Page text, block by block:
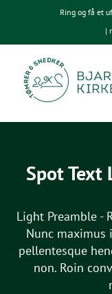
Ring og få et
|
Spot Text
Light Preamble -
Nunc maximus
pellentesque
non. Roin